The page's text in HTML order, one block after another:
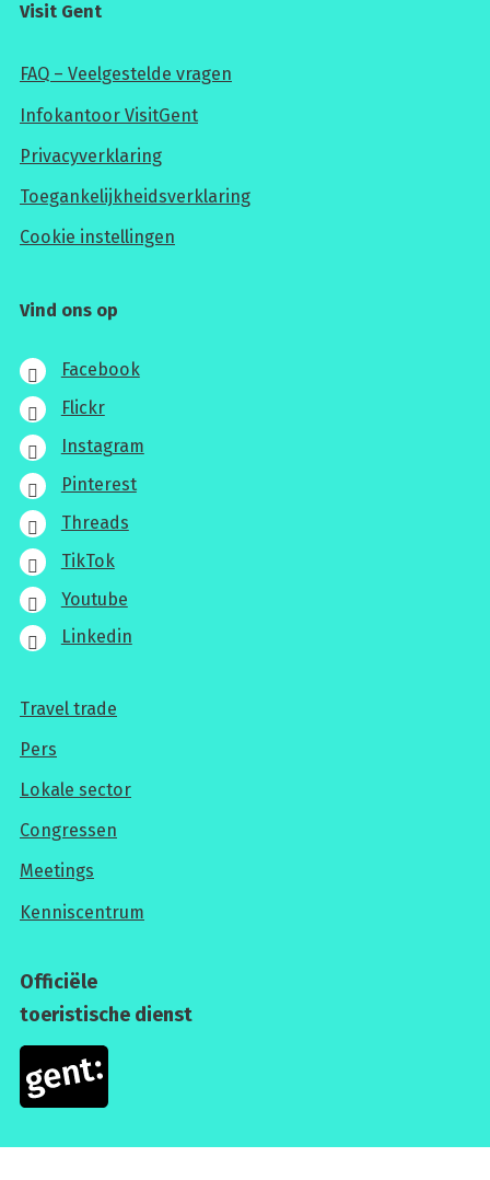
Visit Gent
FAQ – Veelgestelde vragen
Infokantoor VisitGent
Privacyverklaring
Toegankelijkheidsverklaring
Cookie instellingen
Vind ons op
Facebook
Flickr
Instagram
Pinterest
Threads
TikTok
Youtube
Linkedin
Voor
professionals
Travel trade
Pers
Lokale sector
Congressen
Meetings
Kenniscentrum
Officiële
toeristische dienst